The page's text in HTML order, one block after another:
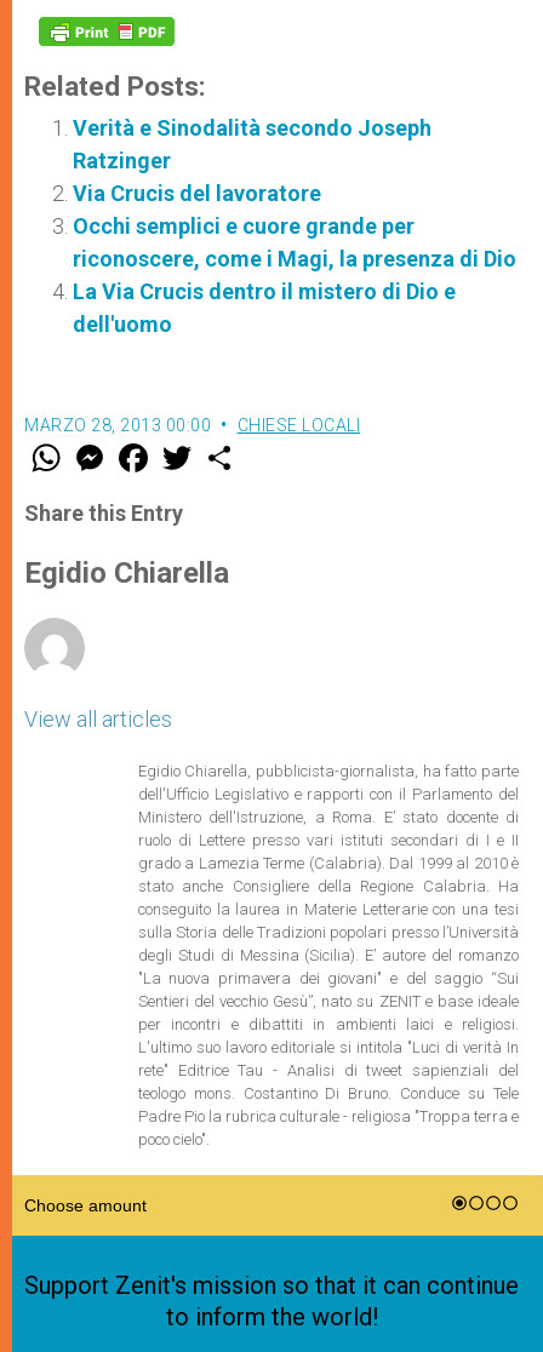
Related Posts:
Verità e Sinodalità secondo Joseph
Ratzinger
Via Crucis del lavoratore
Occhi semplici e cuore grande per
riconoscere, come i Magi, la presenza di Dio
La Via Crucis dentro il mistero di Dio e
dell'uomo
MARZO 28, 2013 00:00 CHIESE LOCALI
W
t
s
p
p
M
e
s
e
g
e
F
a
e
b
o
k
w
r
Share this Entry
Egidio Chiarella
View all articles
Egidio Chiarella, pubblicista-giornalista, ha fatto parte
dell'Ufficio Legislativo e rapporti con il Parlamento del
Ministero dell'Istruzione, a Roma. E’ stato docente di
ruolo di Lettere presso vari istituti secondari di I e II
grado a Lamezia Terme (Calabria). Dal 1999 al 2010 è
stato anche Consigliere della Regione Calabria. Ha
conseguito la laurea in Materie Letterarie con una tesi
sulla Storia delle Tradizioni popolari presso l’Università
degli Studi di Messina (Sicilia). E’ autore del romanzo
"La nuova primavera dei giovani" e del saggio “Sui
Sentieri del vecchio Gesù”, nato su ZENIT e base ideale
per incontri e dibattiti in ambienti laici e religiosi.
L'ultimo suo lavoro editoriale si intitola "Luci di verità In
rete" Editrice Tau - Analisi di tweet sapienziali del
teologo mons. Costantino Di Bruno. Conduce su Tele
Padre Pio la rubrica culturale - religiosa "Troppa terra e
poco cielo".